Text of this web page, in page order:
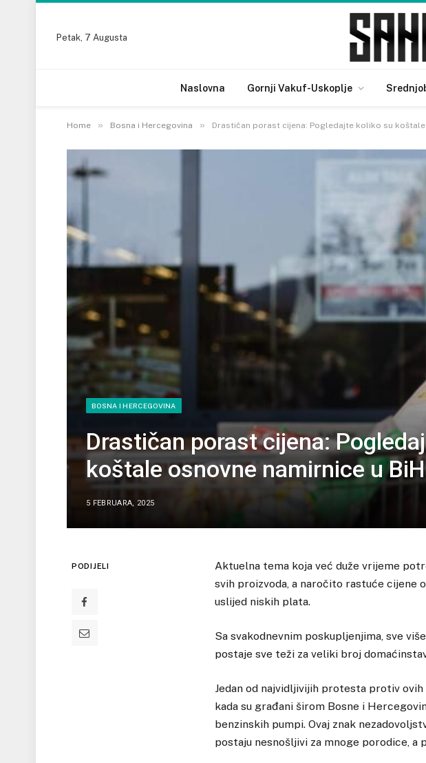
Petak, 7 Augusta
Naslovna Gornji Vakuf-Uskoplje
Home » Bosna i Hercegovina » Drastičan porast cijena: Pogledajte koliko su
BOSNA I HERCEGOVINA
Drastičan porast cijena:
koštale osnovne namirnice u
5 FEBRUARA, 2025
PODIJELI
Aktuelna tema koja već duže vrijeme
svih proizvoda, a naročito rastuće cijene
uslijed niskih plata.
Sa svakodnevnim poskupljenjima, sve
postaje sve teži za veliki broj
Jedan od najvidljivijih protesta protiv ovih
kada su građani širom Bosne i
benzinskih pumpi. Ovaj znak
postaju nesnošljivi za mnoge porodice, a